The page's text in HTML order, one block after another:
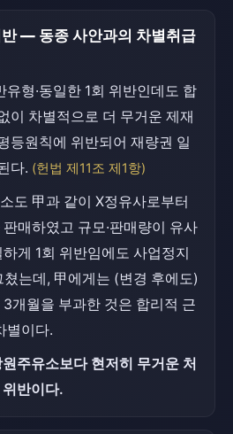
— 동종 사안과의 차별취급
유형·동일한 1회 위반인데도 합
이 차별적으로 더 무거운 제재
등원칙에 위반되어 재량권 일
다. (헌법 제11조 제1항)
도 甲과 같이 X정유사로부터
매하였고 규모·판매량이 유사
게 1회 위반임에도 사업정지
쳤는데, 甲에게는 (변경 후에도)
개월을 부과한 것은 합리적 근
별이다.
주유소보다 현저히 무거운 처
반이다.